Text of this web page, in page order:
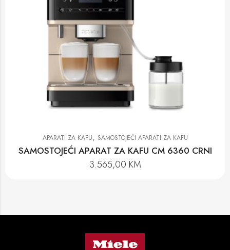
APARATI ZA KAFU, SAMOSTOJEĆI APARATI ZA KAFU
SAMOSTOJEĆI APARAT ZA KAFU CM 6360 CRNI
3.565,00 KM